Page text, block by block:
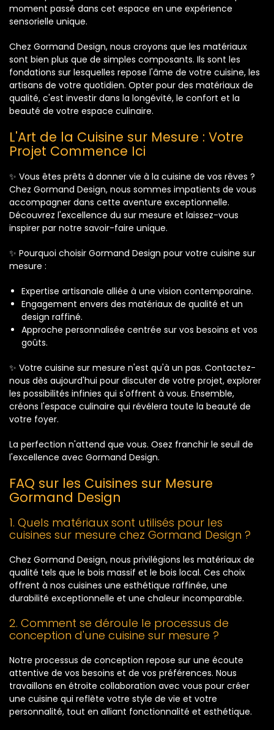
moment passé dans cet espace en une expérience
sensorielle unique.
Chez Gormand Design, nous croyons que les matériaux
sont bien plus que de simples composants. Ils sont les
fondations sur lesquelles repose l'âme de votre cuisine, les
artisans de votre quotidien. Opter pour des matériaux de
qualité, c'est investir dans la longévité, le confort et la
beauté de votre espace culinaire.
L'Art de la Cuisine sur Mesure : Votre
Projet Commence Ici
✨ Vous êtes prêts à donner vie à la cuisine de vos rêves ?
Chez Gormand Design, nous sommes impatients de vous
accompagner dans cette aventure exceptionnelle.
Découvrez l'excellence du sur mesure et laissez-vous
inspirer par notre savoir-faire unique.
✨ Pourquoi choisir Gormand Design pour votre cuisine sur
mesure :
Expertise artisanale alliée à une vision contemporaine.
Engagement envers des matériaux de qualité et un
design raffiné.
Approche personnalisée centrée sur vos besoins et vos
goûts.
✨ Votre cuisine sur mesure n'est qu'à un pas. Contactez-
nous dès aujourd'hui pour discuter de votre projet, explorer
les possibilités infinies qui s'offrent à vous. Ensemble,
créons l'espace culinaire qui révélera toute la beauté de
votre foyer.
La perfection n'attend que vous. Osez franchir le seuil de
l'excellence avec Gormand Design.
FAQ sur les Cuisines sur Mesure
Gormand Design
1. Quels matériaux sont utilisés pour les
cuisines sur mesure chez Gormand Design ?
Chez Gormand Design, nous privilégions les matériaux de
qualité tels que le bois massif et le bois local. Ces choix
offrent à nos cuisines une esthétique raffinée, une
durabilité exceptionnelle et une chaleur incomparable.
2. Comment se déroule le processus de
conception d'une cuisine sur mesure ?
Notre processus de conception repose sur une écoute
attentive de vos besoins et de vos préférences. Nous
travaillons en étroite collaboration avec vous pour créer
une cuisine qui reflète votre style de vie et votre
personnalité, tout en alliant fonctionnalité et esthétique.